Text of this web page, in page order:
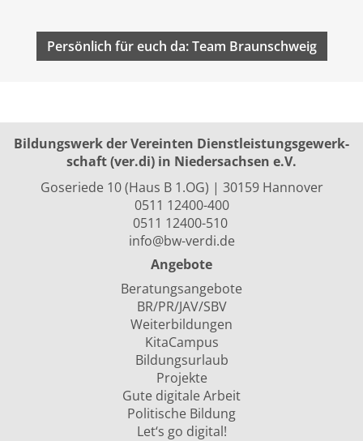
Persönlich für euch da: Team Braunschweig
Bildungswerk der Vereinten Dienst­leis­tungs­ge­werk­
schaft (ver.di) in Niedersachsen e.V.
Goseriede 10 (Haus B 1.OG) | 30159 Hannover
0511 12400-400
0511 12400-510
info@bw-verdi.de
Angebote
Beratungsangebote
BR/PR/JAV/SBV
Weiterbildungen
KitaCampus
Bildungsurlaub
Projekte
Gute digitale Arbeit
Politische Bildung
Let‘s go digital!